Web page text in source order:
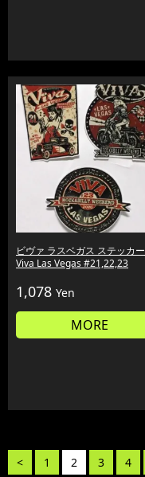
ビヴァ ラスベガス ステッカー
Viva Las Vegas #21,22,23
1,078 Yen
MORE
< 1 2 3 4